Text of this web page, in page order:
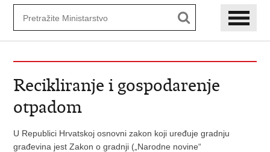
Recikliranje i gospodarenje
otpadom
U Republici Hrvatskoj osnovni zakon koji uređuje gradnju
građevina jest Zakon o gradnji („Narodne novine“